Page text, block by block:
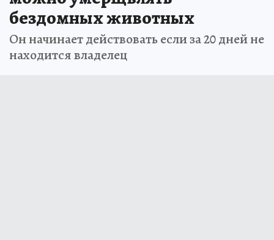
бездомных животных
Он начинает действовать если за 20 дней не
находится владелец